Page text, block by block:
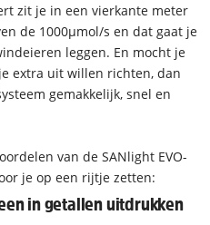
zit je in een vierkante meter
de 1000µmol/s en dat gaat je
leggen. En mocht je
extra uit willen richten, dan
gemakkelijk, snel en
van de SANlight EVO-
je op een rijtje zetten:
in getallen uitdrukken